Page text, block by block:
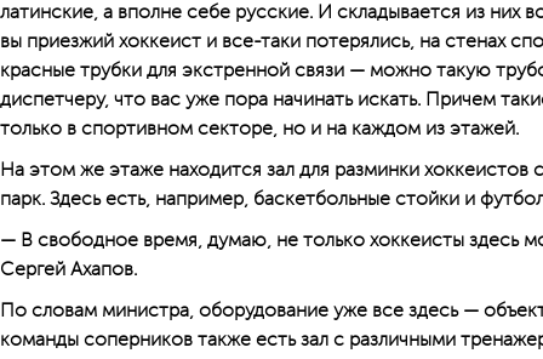
латинские, а вполне себе русские. И складывается из них
вы приезжий хоккеист и все-таки потерялись, на стенах
красные трубки для экстренной связи — можно такую
диспетчеру, что вас уже пора начинать искать. Причем
только в спортивном секторе, но и на каждом из этажей.
На этом же этаже находится зал для разминки
парк. Здесь есть, например, баскетбольные стойки и
— В свободное время, думаю, не только хоккеисты здесь
Сергей Ахапов.
По словам министра, оборудование уже все здесь —
команды соперников также есть зал с различными